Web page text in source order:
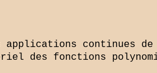
applications continues
des fonctions